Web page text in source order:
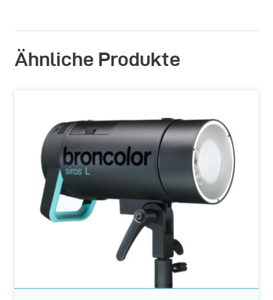
Ähnliche Produkte